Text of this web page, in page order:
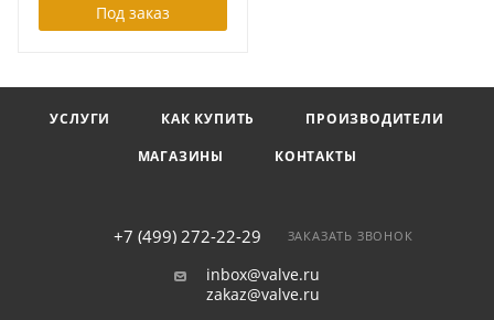
Под заказ
УСЛУГИ КАК КУПИТЬ
ПРОИЗВОДИТЕЛИ
МАГАЗИНЫ
КОНТАКТЫ
+7 (499) 272-22-29 ЗАКАЗАТЬ ЗВОНОК
inbox@valve.ru
zakaz@valve.ru